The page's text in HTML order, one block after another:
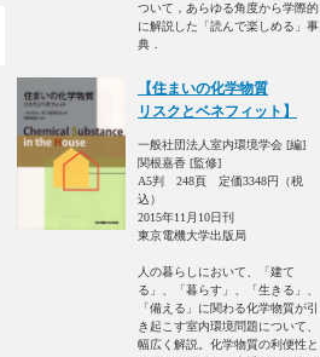
ついて，あらゆる角度から学際的
に解説した「読んで楽しめる」事
典．
【住まいの化学物質
リスクとベネフィット】
一般社団法人室内環境学会 [編]
関根嘉香 [監修]
A5判 248頁 定価3348円（税
込）
2015年11月10日刊
東京電機大学出版局
人の暮らしにおいて、「建て
る」、「暮らす」、「生きる」、
「備える」に関わる化学物質が引
き起こす室内環境問題について、
幅広く解説。化学物質の利便性と